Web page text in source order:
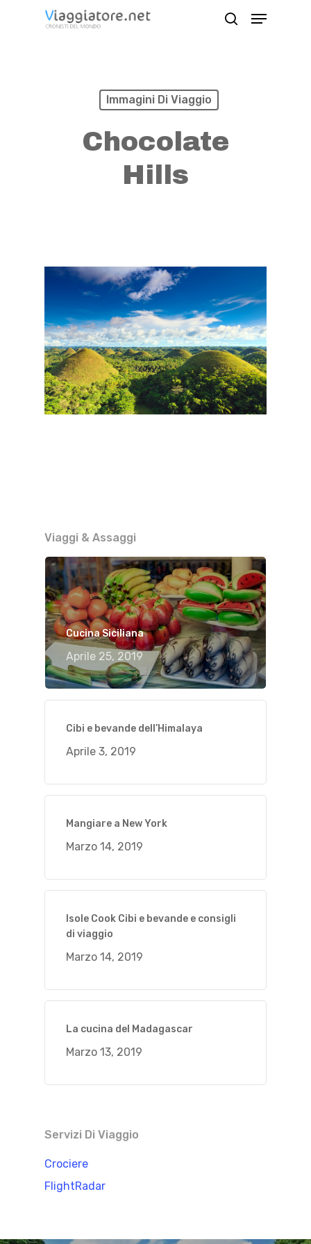
Menu
Immagini Di Viaggio
Chocolate
Hills
Viaggi & Assaggi
Cucina Siciliana
Aprile 25, 2019
Cibi e bevande dell’Himalaya
Aprile 3, 2019
Mangiare a New York
Marzo 14, 2019
Isole Cook Cibi e bevande e consigli
di viaggio
Marzo 14, 2019
La cucina del Madagascar
Marzo 13, 2019
Servizi Di Viaggio
Crociere
FlightRadar